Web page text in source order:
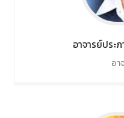
อาจารย์ประ
อา